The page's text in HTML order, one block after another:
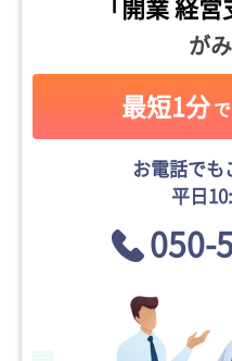
「開業 経営
が
最短1分 で
お電話でも
平日
050-